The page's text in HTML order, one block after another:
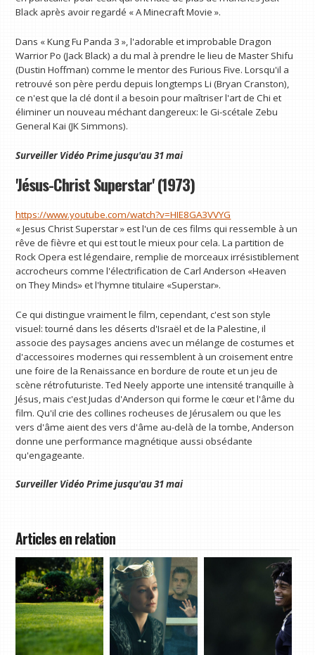
Black après avoir regardé « A Minecraft Movie ».
Dans « Kung Fu Panda 3 », l'adorable et improbable Dragon
Warrior Po (Jack Black) a du mal à prendre le lieu de Master Shifu
(Dustin Hoffman) comme le mentor des Furious Five. Lorsqu'il a
retrouvé son père perdu depuis longtemps Li (Bryan Cranston),
ce n'est que la clé dont il a besoin pour maîtriser l'art de Chi et
éliminer un nouveau méchant dangereux: le Gi-scétale Zebu
General Kai (JK Simmons).
Surveiller Vidéo Primejusqu'au 31 mai
'Jésus-Christ Superstar' (1973)
https://www.youtube.com/watch?v=HIE8GA3VVYG
« Jesus Christ Superstar » est l'un de ces films qui ressemble à un
rêve de fièvre et qui est tout le mieux pour cela. La partition de
Rock Opera est légendaire, remplie de morceaux irrésistiblement
accrocheurs comme l'électrification de Carl Anderson «Heaven
on They Minds» et l'hymne titulaire «Superstar».
Ce qui distingue vraiment le film, cependant, c'est son style
visuel: tourné dans les déserts d'Israël et de la Palestine, il
associe des paysages anciens avec un mélange de costumes et
d'accessoires modernes qui ressemblent à un croisement entre
une foire de la Renaissance en bordure de route et un jeu de
scène rétrofuturiste. Ted Neely apporte une intensité tranquille à
Jésus, mais c'est Judas d'Anderson qui forme le cœur et l'âme du
film. Qu'il crie des collines rocheuses de Jérusalem ou que les
vers d'âme aient des vers d'âme au-delà de la tombe, Anderson
donne une performance magnétique aussi obsédante
qu'engageante.
Surveiller Vidéo Primejusqu'au 31 mai
Articles en relation